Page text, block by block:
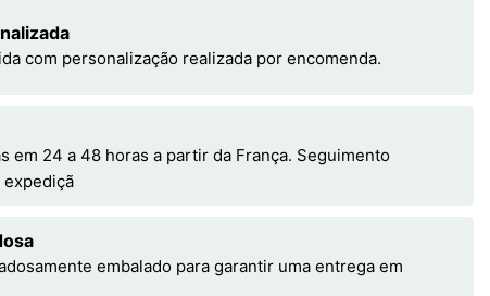
com personalização realizada por encomenda.
em 24 a 48 horas a partir da França. Seguimento
embalado para garantir uma entrega em